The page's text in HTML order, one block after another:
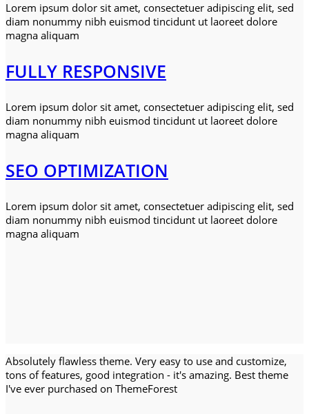
Lorem ipsum dolor sit amet, consectetuer adipiscing elit, sed
diam nonummy nibh euismod tincidunt ut laoreet dolore
magna aliquam
FULLY RESPONSIVE
Lorem ipsum dolor sit amet, consectetuer adipiscing elit, sed
diam nonummy nibh euismod tincidunt ut laoreet dolore
magna aliquam
SEO OPTIMIZATION
Lorem ipsum dolor sit amet, consectetuer adipiscing elit, sed
diam nonummy nibh euismod tincidunt ut laoreet dolore
magna aliquam
Absolutely flawless theme. Very easy to use and customize,
tons of features, good integration - it's amazing. Best theme
I've ever purchased on ThemeForest